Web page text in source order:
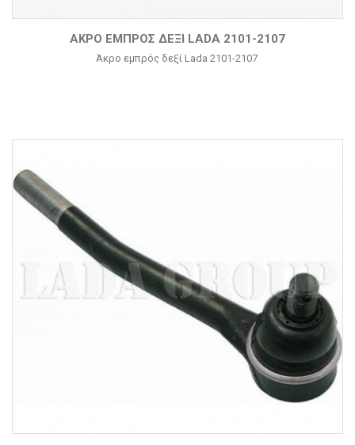
ΆΚΡΟ ΕΜΠΡΌΣ ΔΕΞΊ LADA 2101-2107
Άκρο εμπρός δεξί Lada 2101-2107